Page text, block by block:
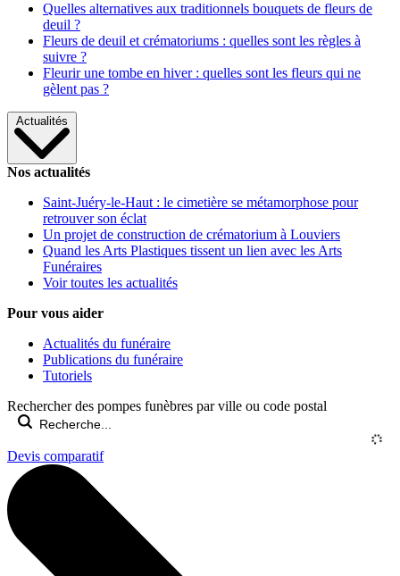
Quelles alternatives aux traditionnels bouquets de fleurs de
deuil ?
Fleurs de deuil et crématoriums : quelles sont les règles à
suivre ?
Fleurir une tombe en hiver : quelles sont les fleurs qui ne
gèlent pas ?
Actualités
Nos actualités
Saint-Juéry-le-Haut : le cimetière se métamorphose pour
retrouver son éclat
Un projet de construction de crématorium à Louviers
Quand les Arts Plastiques tissent un lien avec les Arts
Funéraires
Voir toutes les actualités
Pour vous aider
Actualités du funéraire
Publications du funéraire
Tutoriels
Rechercher des pompes funèbres par ville ou code postal
Devis comparatif